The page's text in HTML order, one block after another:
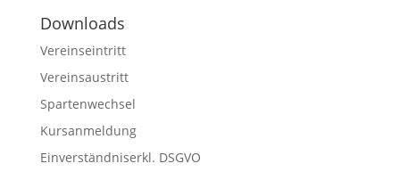
Downloads
Vereinseintritt
Vereinsaustritt
Spartenwechsel
Kursanmeldung
Einverständniserkl. DSGVO